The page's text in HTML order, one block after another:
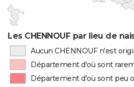
Les CHENNOUF par lieu de
Aucun CHENNOUF n'est
Département d'où sont
Département d'où sont peu